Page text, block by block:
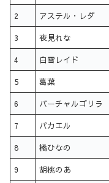
2 アステル・レダ
3 夜見れな
4 白雪レイド
5 葛葉
6 バーチャルゴリラ
7 パカエル
8 橘ひなの
9 胡桃のあ